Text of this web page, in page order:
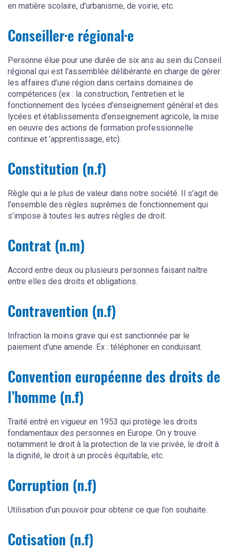
en matière scolaire, d’urbanisme, de voirie, etc.
Conseiller·e régional·e
Personne élue pour une durée de six ans au sein du Conseil
régional qui est l’assemblée délibérante en charge de gérer
les affaires d’une région dans certains domaines de
compétences (ex : la construction, l’entretien et le
fonctionnement des lycées d’enseignement général et des
lycées et établissements d’enseignement agricole, la mise
en oeuvre des actions de formation professionnelle
continue et ’apprentissage, etc).
Constitution (n.f)
Règle qui a le plus de valeur dans notre société. Il s’agit de
l'ensemble des règles suprêmes de fonctionnement qui
s’impose à toutes les autres règles de droit.
Contrat (n.m)
Accord entre deux ou plusieurs personnes faisant naître
entre elles des droits et obligations.
Contravention (n.f)
Infraction la moins grave qui est sanctionnée par le
paiement d’une amende. Ex : téléphoner en conduisant.
Convention européenne des droits de
l’homme (n.f)
Traité entré en vigueur en 1953 qui protège les droits
fondamentaux des personnes en Europe. On y trouve
notamment le droit à la protection de la vie privée, le droit à
la dignité, le droit à un procès équitable, etc.
Corruption (n.f)
Utilisation d’un pouvoir pour obtenir ce que l’on souhaite.
Cotisation (n.f)